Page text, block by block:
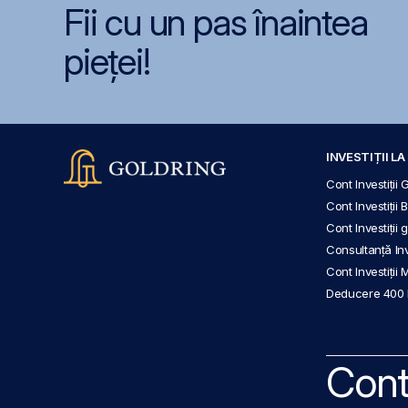
Fii cu un pas înaintea
pieței!
INVESTIȚII LA
Cont Investiții
Cont Investiții
Cont Investiții
Consultanță
Cont Investiții
Deducere 400